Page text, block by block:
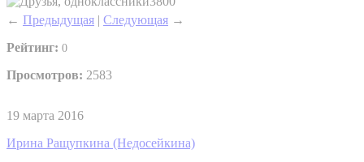
← Предыдущая | Следующая →
Рейтинг: 0
Просмотров: 2583
19 марта 2016
Ирина Ращупкина (Недосейкина)